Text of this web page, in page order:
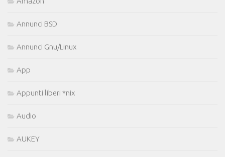
Annunci BSD
Annunci Gnu/Linux
App
Appunti liberi *nix
Audio
AUKEY